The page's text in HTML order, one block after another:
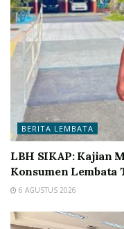
BERITA LEMBATA
LBH SIKAP: Kajian
Konsumen
6 AGUSTUS 2026